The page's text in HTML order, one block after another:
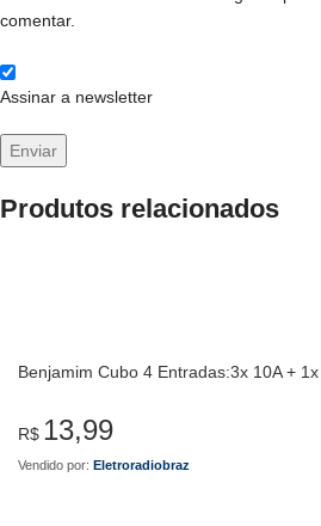
comentar.
Assinar a newsletter
Produtos relacionados
Benjamim Cubo 4 Entradas:3x 10A +
R$ 13,99
Vendido por: Eletroradiobraz